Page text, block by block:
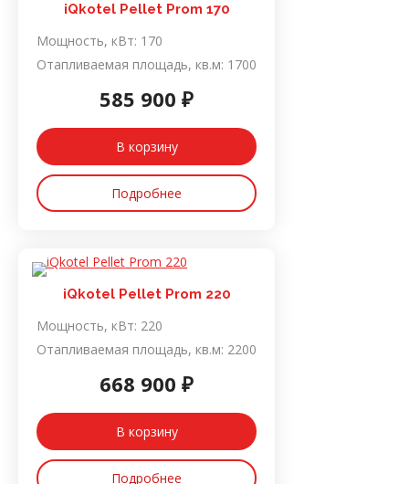
iQkotel Pellet Prom 170
Мощность, кВт: 170
Отапливаемая площадь, кв.м: 1700
585 900 ₽
В корзину
Подробнее
iQkotel Pellet Prom 220
Мощность, кВт: 220
Отапливаемая площадь, кв.м: 2200
668 900 ₽
В корзину
Подробнее